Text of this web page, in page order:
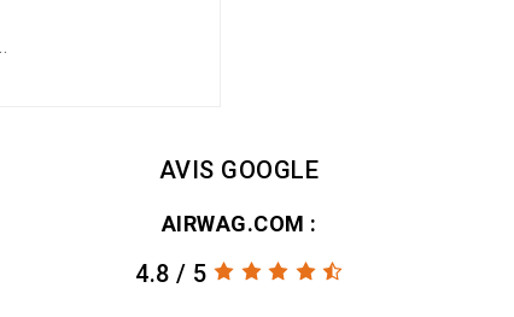
AVIS GOOGLE
AIRWAG.COM :
4.8 / 5